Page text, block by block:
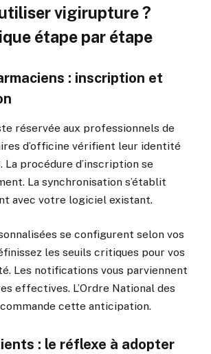
vigirupture ?
étape par étape
: inscription et
réservée aux professionnels de
d’officine vérifient leur identité
La procédure d’inscription se
La synchronisation s’établit
avec votre logiciel existant.
se configurent selon vos
les seuils critiques pour vos
Les notifications vous parviennent
effectives. L’Ordre National des
cette anticipation.
: le réflexe à adopter